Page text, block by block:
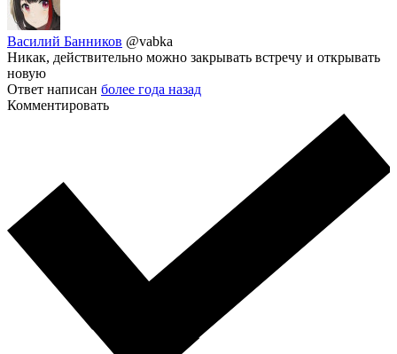
Василий Банников @vabka
Никак, действительно можно закрывать встречу и открывать
новую
Ответ написан более года назад
Комментировать